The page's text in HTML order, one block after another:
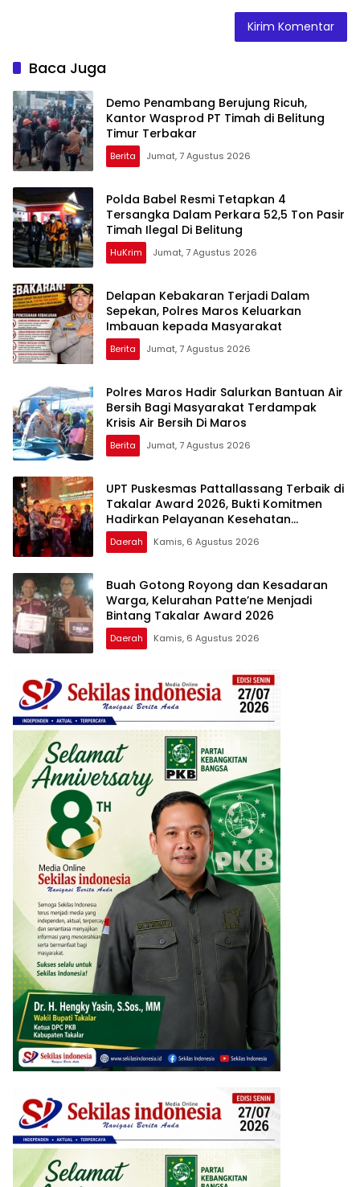
Baca Juga
Demo Penambang Berujung Ricuh,
Kantor Wasprod PT Timah di Belitung
Timur Terbakar
Berita Jumat, 7 Agustus 2026
Polda Babel Resmi Tetapkan 4
Tersangka Dalam Perkara 52,5 Ton Pasir
Timah Ilegal Di Belitung
HuKrim Jumat, 7 Agustus 2026
Delapan Kebakaran Terjadi Dalam
Sepekan, Polres Maros Keluarkan
Imbauan kepada Masyarakat
Berita Jumat, 7 Agustus 2026
Polres Maros Hadir Salurkan Bantuan Air
Bersih Bagi Masyarakat Terdampak
Krisis Air Bersih Di Maros
Berita Jumat, 7 Agustus 2026
UPT Puskesmas Pattallassang Terbaik di
Takalar Award 2026, Bukti Komitmen
Hadirkan Pelayanan Kesehatan
Berkualitas
Daerah Kamis, 6 Agustus 2026
Buah Gotong Royong dan Kesadaran
Warga, Kelurahan Patte’ne Menjadi
Bintang Takalar Award 2026
Daerah Kamis, 6 Agustus 2026